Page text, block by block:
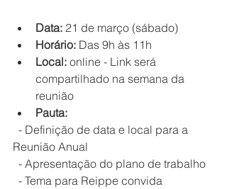
Data: 21 de março (sábado)
Horário: Das 9h às 11h
Local: online - Link será
compartilhado na semana da
reunião
Pauta:
Reunião Anual
  - Apresentação do plano de trabalho
- Tema para Reippe convida